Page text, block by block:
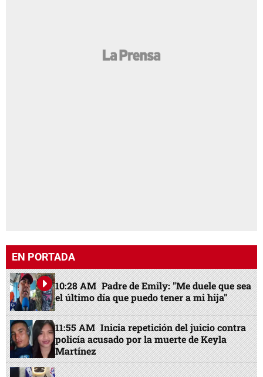
EN PORTADA
10:28 AM Padre de Emily: "Me duele que sea
el último día que puedo tener a mi hija"
11:55 AM Inicia repetición del juicio contra
policía acusado por la muerte de Keyla
Martínez